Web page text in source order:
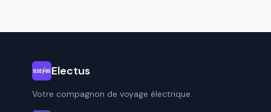
Electus
Votre compagnon de voyage électrique.